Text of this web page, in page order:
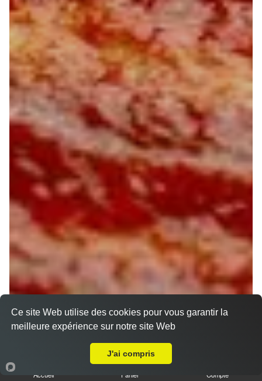
Accueil Panier Compte
Ce site Web utilise des cookies pour vous garantir la
meilleure expérience sur notre site Web
J'ai compris